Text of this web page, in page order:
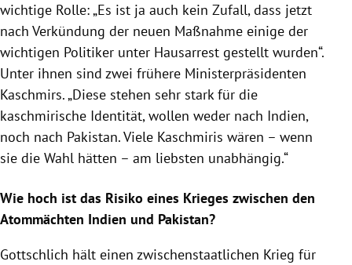
wichtige Rolle: „Es ist ja auch kein Zufall, dass jetzt
nach Verkündung der neuen Maßnahme einige der
wichtigen Politiker unter Hausarrest gestellt wurden“.
Unter ihnen sind zwei frühere Ministerpräsidenten
Kaschmirs. „Diese stehen sehr stark für die
kaschmirische Identität, wollen weder nach Indien,
noch nach Pakistan. Viele Kaschmiris wären – wenn
sie die Wahl hätten – am liebsten unabhängig.“
Wie hoch ist das Risiko eines Krieges zwischen den
Atommächten Indien und Pakistan?
Gottschlich hält einen zwischenstaatlichen Krieg für